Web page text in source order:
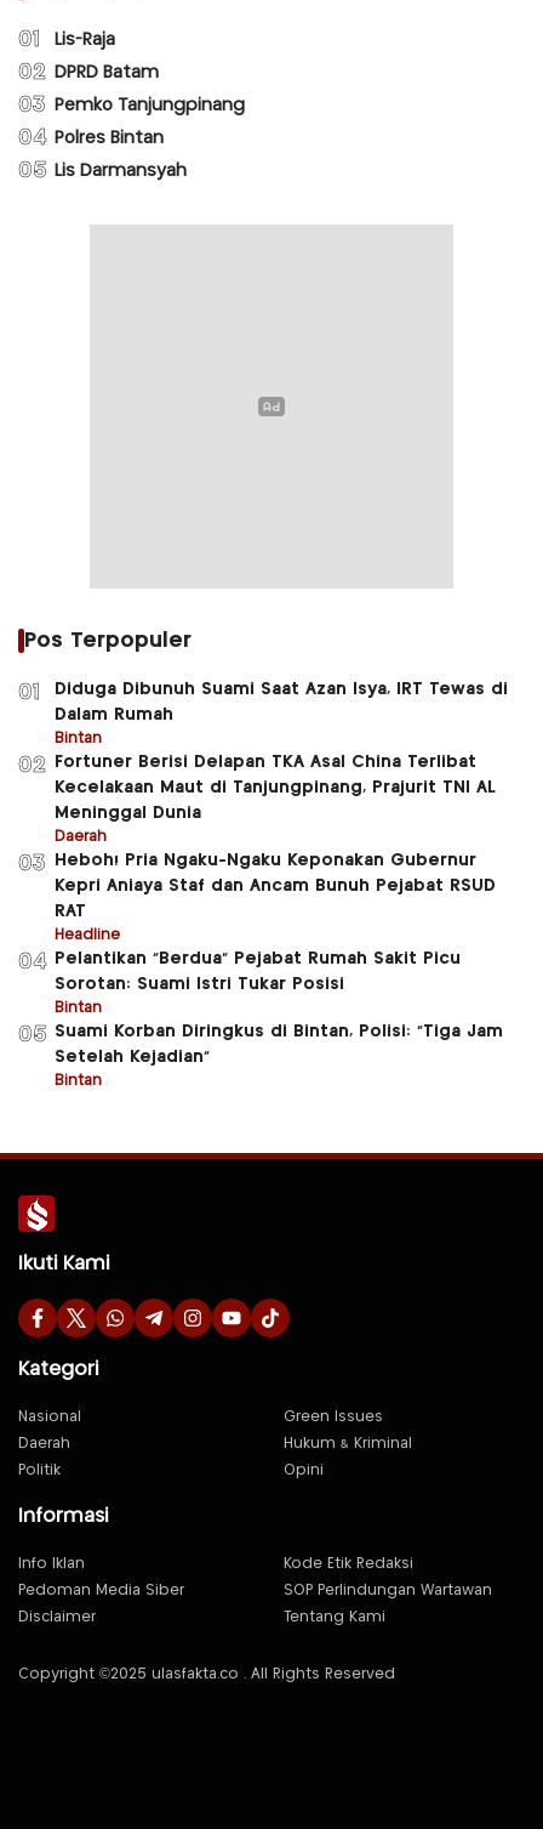
01 Lis-Raja
02 DPRD Batam
03 Pemko Tanjungpinang
04 Polres Bintan
05 Lis Darmansyah
Pos Terpopuler
01
Diduga Dibunuh Suami Saat Azan Isya, IRT Tewas di
Dalam Rumah
Bintan
02
Fortuner Berisi Delapan TKA Asal China Terlibat
Kecelakaan Maut di Tanjungpinang, Prajurit TNI AL
Meninggal Dunia
Daerah
03
Heboh! Pria Ngaku-Ngaku Keponakan Gubernur
Kepri Aniaya Staf dan Ancam Bunuh Pejabat RSUD
RAT
Headline
04
Pelantikan “Berdua” Pejabat Rumah Sakit Picu
Sorotan: Suami Istri Tukar Posisi
Bintan
05 Suami Korban Diringkus di Bintan, Polisi: “Tiga Jam
Setelah Kejadian”
Bintan
Ikuti Kami
Kategori
Nasional
Green Issues
Daerah
Hukum & Kriminal
Politik
Opini
Informasi
Info Iklan
Kode Etik Redaksi
Pedoman Media Siber
SOP Perlindungan Wartawan
Disclaimer
Tentang Kami
Copyright ©2025 ulasfakta.co . All Rights Reserved